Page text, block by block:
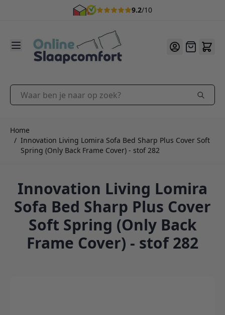
9.2/10
Offerte
Waar ben je naar op zoek?
Home
/ Innovation Living Lomira Sofa Bed Sharp Plus Cover Soft
Spring (Only Back Frame Cover) - stof 282
Innovation Living Lomira
Sofa Bed Sharp Plus Cover
Soft Spring (Only Back
Frame Cover) - stof 282